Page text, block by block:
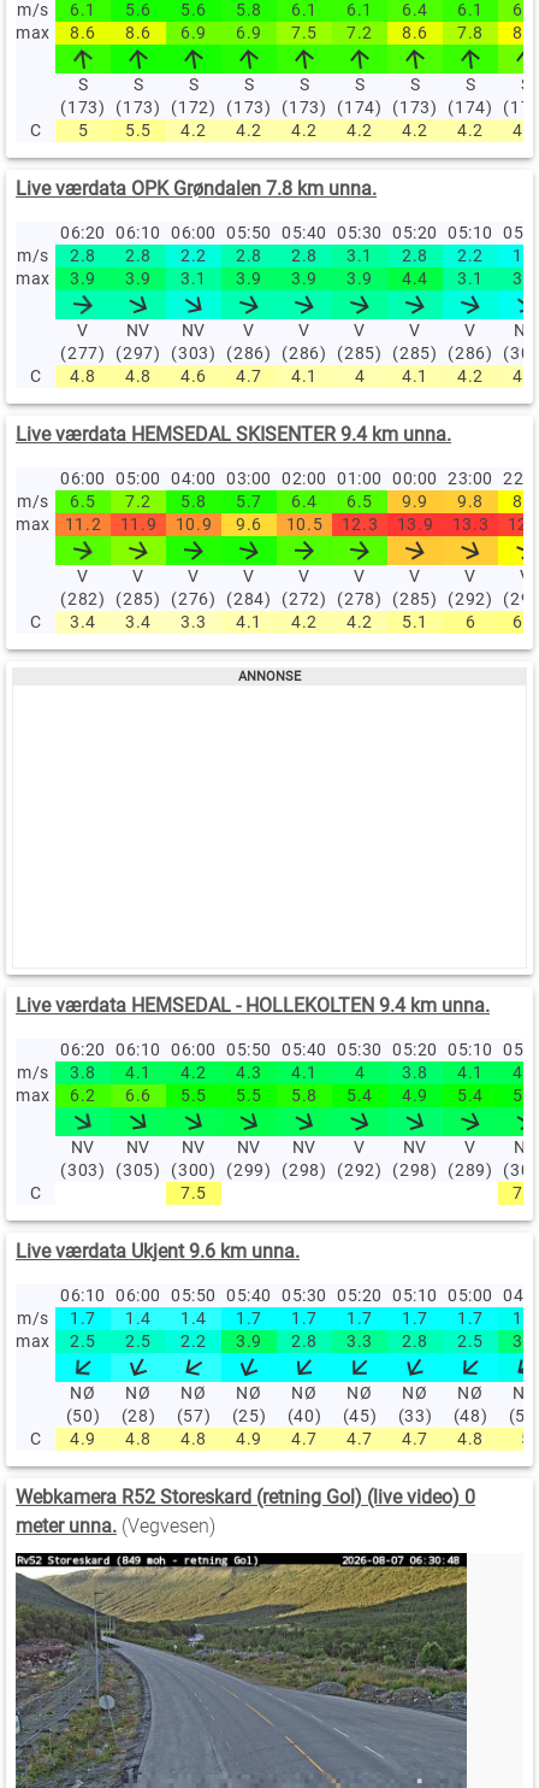
m/s
6.1 5.6 5.6 5.8 6.1 6.1 6.4 6.1
6.9
max
8.6 8.6 6.9 6.9 7.5 7.2 8.6 7.8 8.9
S
(173)
S
(173)
S
(172)
S
(173)
S
(173)
S
(174)
S
(173)
S
(174)
S
C
5 5.5 4.2 4.2 4.2 4.2 4.2 4.2 4.2
Live værdata OPK Grøndalen 7.8 km unna.
06:20 06:10 06:00 05:50 05:40 05:30 05:20 05:10
m/s
2.8 2.8 2.2 2.8 2.8 3.1 2.8 2.2
1.9
max
3.9 3.9 3.1 3.9 3.9 3.9 4.4 3.1 3.1
V
(277)
NV
(297)
NV
(303)
V
(286)
V
(286)
V
(285)
V
(285)
V
(286)
NV
C
4.8 4.8 4.6 4.7 4.1 4 4.1 4.2 4.1
Live værdata HEMSEDAL SKISENTER 9.4 km unna.
06:00 05:00 04:00 03:00 02:00 01:00 00:00 23:00
m/s
6.5 7.2 5.8 5.7 6.4 6.5 9.9 9.8
8.9
max
11.2 11.9 10.9 9.6 10.5 12.3 13.9 13.3
V
(282)
V
(285)
V
(276)
V
(284)
V
(272)
V
(278)
V
(285)
V
(292)
V
C
3.4 3.4 3.3 4.1 4.2 4.2 5.1 6 6.3
Live værdata HEMSEDAL - HOLLEKOLTEN 9.4 km unna.
06:20 06:10 06:00 05:50 05:40 05:30 05:20 05:10
m/s
3.8 4.1 4.2 4.3 4.1 4 3.8 4.1
4.2
max
6.2 6.6 5.5 5.5 5.8 5.4 4.9 5.4 5.2
NV
(303)
NV
(305)
NV
(300)
NV
(299)
NV
(298)
V
(292)
NV
(298)
V
(289)
NV
C
7.5 7.5
Live værdata Ukjent 9.6 km unna.
06:10 06:00 05:50 05:40 05:30 05:20 05:10 05:00
m/s
1.7 1.4 1.4 1.7 1.7 1.7 1.7 1.7
1.9
max
2.5 2.5 2.2 3.9 2.8 3.3 2.8 2.5 3.6
NØ
(50)
NØ
(28)
NØ
(57)
NØ
(25)
NØ
(40)
NØ
(45)
NØ
(33)
NØ
(48)
NØ
C
4.9 4.8 4.8 4.9 4.7 4.7 4.7 4.8 5
Webkamera R52 Storeskard (retning Gol) (live video) 0
meter unna. (Vegvesen)